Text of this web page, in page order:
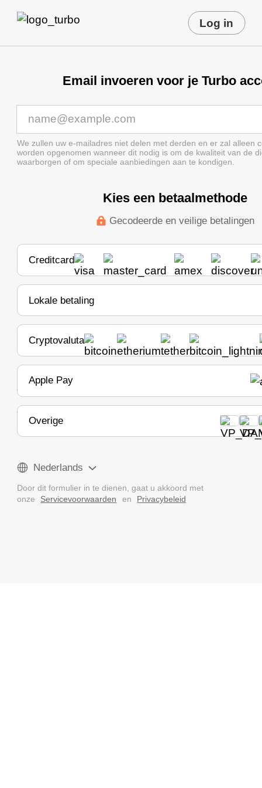
Log in
Email invoeren voor je Turbo
We zullen uw e-mailadres niet delen met derden en er zal alleen
worden opgenomen wanneer dit nodig is om de kwaliteit van de
waarborgen of om speciale aanbiedingen aan te kondigen.
Kies een betaalmethode
Gecodeerde en veilige betalingen
Creditcard
Lokale betaling
Cryptovaluta
Apple Pay
Overige
Nederlands
Door dit formulier in te dienen, gaat u akkoord met
onze
Servicevoorwaarden en Privacybeleid